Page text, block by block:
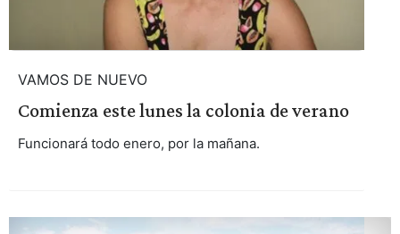
VAMOS DE NUEVO
Comienza este lunes la colonia de verano
Funcionará todo enero, por la mañana.